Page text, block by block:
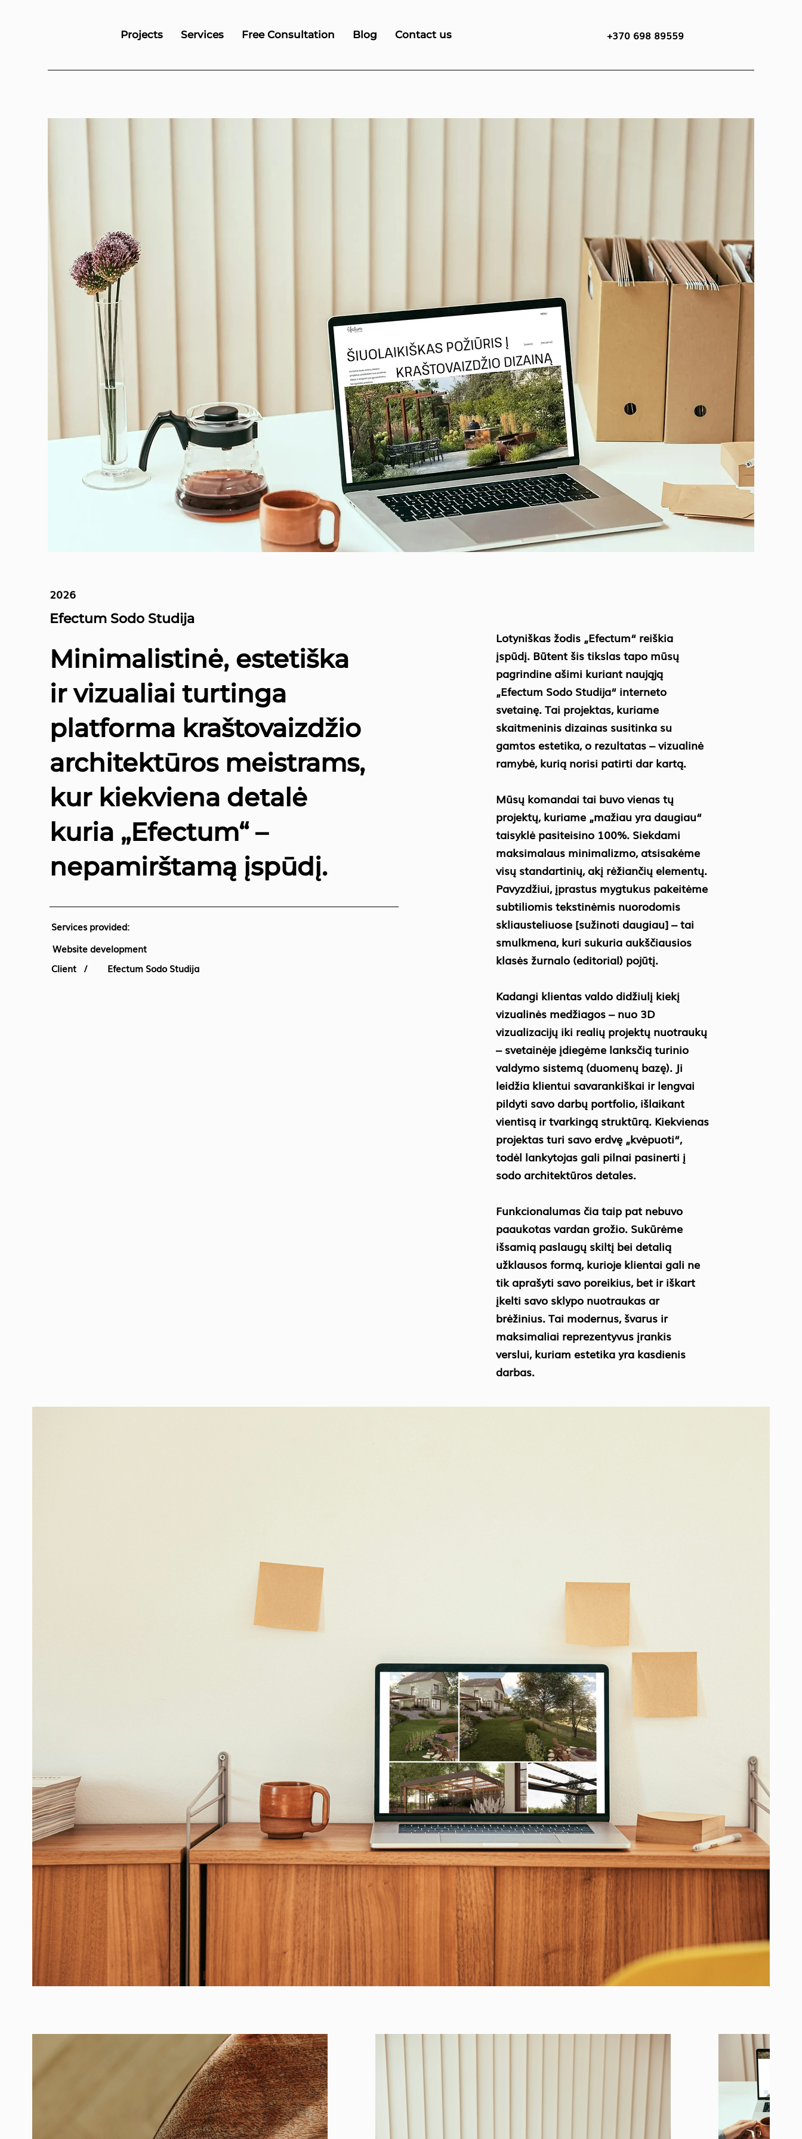
Projects Services Free Consultation Blog Contact us +370 698 89559
2026
Efectum Sodo Studija
Minimalistinė, estetiška
ir vizualiai turtinga
platforma kraštovaizdžio
architektūros meistrams,
kur kiekviena detalė
kuria „Efectum“ –
nepamirštamą įspūdį.
Services provided:
Website development
Client /
Efectum Sodo Studija
Lotyniškas žodis „Efectum“ reiškia
įspūdį. Būtent šis tikslas tapo mūsų
pagrindine ašimi kuriant naująją
„Efectum Sodo Studija“ interneto
svetainę. Tai projektas, kuriame
skaitmeninis dizainas susitinka su
gamtos estetika, o rezultatas – vizualinė
ramybė, kurią norisi patirti dar kartą.
Mūsų komandai tai buvo vienas tų
projektų, kuriame „mažiau yra daugiau“
taisyklė pasiteisino 100%. Siekdami
maksimalaus minimalizmo, atsisakėme
visų standartinių, akį rėžiančių elementų.
Pavyzdžiui, įprastus mygtukus pakeitėme
subtiliomis tekstinėmis nuorodomis
skliausteliuose [sužinoti daugiau] – tai
smulkmena, kuri sukuria aukščiausios
klasės žurnalo (editorial) pojūtį.
Kadangi klientas valdo didžiulį kiekį
vizualinės medžiagos – nuo 3D
vizualizacijų iki realių projektų nuotraukų
– svetainėje įdiegėme lanksčią turinio
valdymo sistemą (duomenų bazę). Ji
leidžia klientui savarankiškai ir lengvai
pildyti savo darbų portfolio, išlaikant
vientisą ir tvarkingą struktūrą. Kiekvienas
projektas turi savo erdvę „kvėpuoti“,
todėl lankytojas gali pilnai pasinerti į
sodo architektūros detales.
Funkcionalumas čia taip pat nebuvo
paaukotas vardan grožio. Sukūrėme
išsamią paslaugų skiltį bei detalią
užklausos formą, kurioje klientai gali ne
tik aprašyti savo poreikius, bet ir iškart
įkelti savo sklypo nuotraukas ar
brėžinius. Tai modernus, švarus ir
maksimaliai reprezentyvus įrankis
verslui, kuriam estetika yra kasdienis
darbas.